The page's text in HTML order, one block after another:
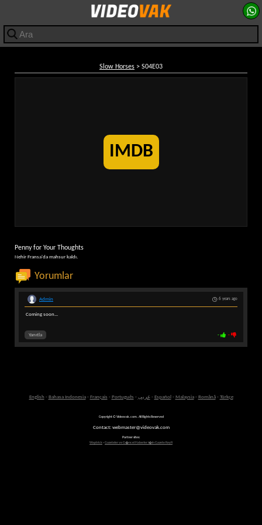
Slow Horses > S04E03
IMDB
Penny for Your Thoughts
Nehir Fransa'da mahsur kaldı.
Yorumlar
6 years ago
Admin
Coming soon...
- -
Yanıtla
English - Bahasa Indonesia- Français - Português - عربى- Español - Malaysia- Română- Türkçe
Copyright © Videovak.com. All Rights Reserved
Contact: webmaster@videovak.com
Partner sites:
Waptrick-Gazeteler ve G�ncel Haberler i�in Gazete Keyfi